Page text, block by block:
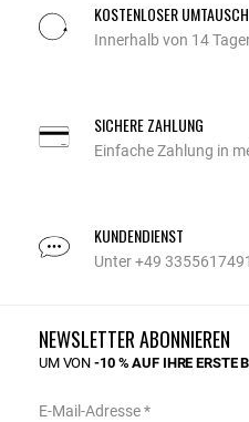
KOSTENLOSER UMTAUSCH
Innerhalb von 14
SICHERE ZAHLUNG
Einfache Zahlung in
KUNDENDIENST
Unter +49
NEWSLETTER ABONNIEREN
UM VON-10 % AUF IHRE ERSTE
E-Mail-Adresse